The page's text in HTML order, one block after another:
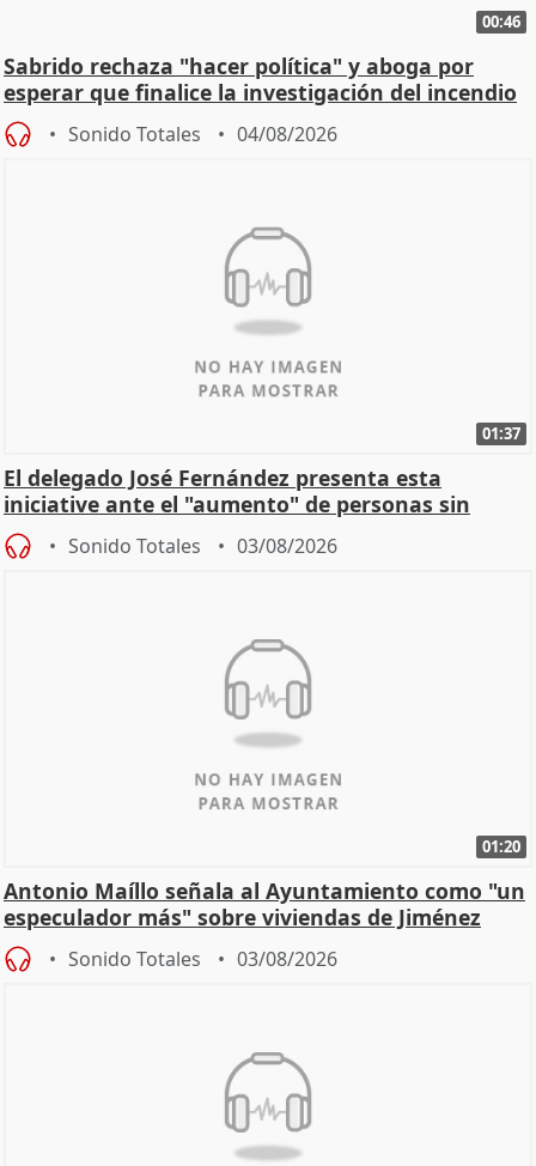
00:46
Sabrido rechaza "hacer política" y aboga por
esperar que finalice la investigación del incendio
Sonido Totales 04/08/2026
01:37
El delegado José Fernández presenta esta
iniciative ante el "aumento" de personas sin
hogar en Madri
Sonido Totales 03/08/2026
01:20
Antonio Maíllo señala al Ayuntamiento como "un
especulador más" sobre viviendas de Jiménez
Becerril
Sonido Totales 03/08/2026